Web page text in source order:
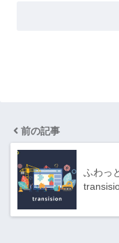
前の記事
ふわっ